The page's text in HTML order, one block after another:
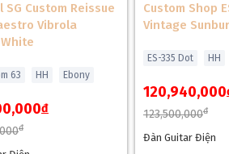
với profile SlimTaper C (nut
bán kính 12 inch, 20 phím
Truss rod điều chỉnh dễ dàng, phù hợp
SG Custom Reissue
Vibrola
63 HH Ebony
đ
đ
Custom Shop
Vintage
ES-335 Dot HH
120,940,000
123,500,000đ
Đàn Guitar Điện